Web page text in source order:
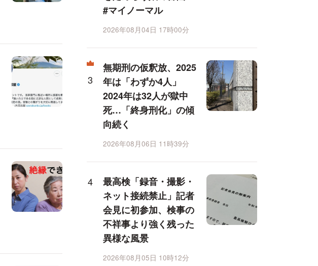
#マイノーマル
2026年08月04日 17時00分
無期刑の仮釈放、2025
年は「わずか4人」
2024年は32人が獄中
死…「終身刑化」の傾
向続く
2026年08月06日 11時39分
最高検「録音・撮影・
ネット接続禁止」記者
会見に初参加、検事の
不祥事より強く残った
異様な風景
2026年08月05日 10時12分